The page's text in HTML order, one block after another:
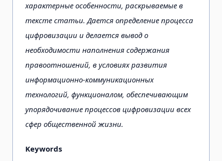
характерные особенности, раскрываемые в
тексте статьи. Дается определение процесса
цифровизации и делается вывод о
необходимости наполнения содержания
правоотношений, в условиях развития
информационно-коммуникационных
технологий, функционалом, обеспечивающим
упорядочивание процессов цифровизации всех
сфер общественной жизни.
Keywords